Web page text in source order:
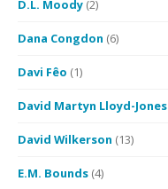
D.L. Moody (2)
Dana Congdon (6)
Davi Fêo (1)
David Martyn Lloyd-Jones
David Wilkerson (13)
E.M. Bounds (4)